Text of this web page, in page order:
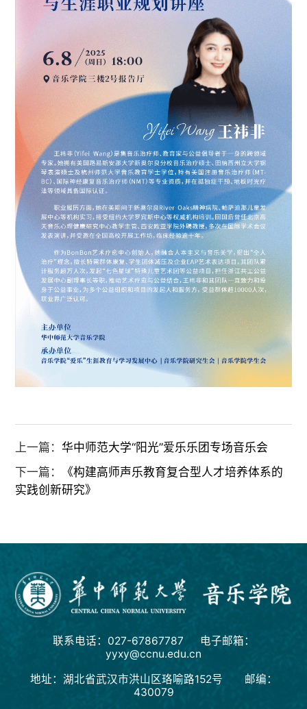
上一篇：华中师范大学“阳光”爱乐乐团专场音乐会
下一篇：
《构建高师声乐教育复合型人才培养体系的
实践创新研究》
联系电话：027-67867787 电子邮箱：
yyxy@ccnu.edu.cn
地址：湖北省武汉市洪山区珞喻路152号 邮编：
430079